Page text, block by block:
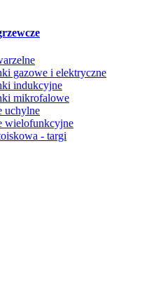
gazowe i elektryczne
indukcyjne
mikrofalowe
uchylne
wielofunkcyjne